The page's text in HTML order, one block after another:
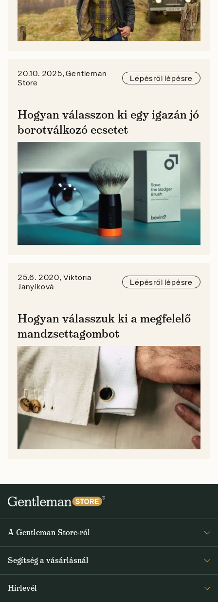
20.10. 2025, Gentleman
Store
Lépésről lépésre
Hogyan válasszon ki egy igazán jó
borotválkozó ecsetet
25.6. 2020, Viktória
Janyíková
Lépésről lépésre
Hogyan válasszuk ki a megfelelő
mandzsettagombot
A Gentleman Store-ról
Rólunk
Journal
Segítség a vásárlásnál
Hírlevél